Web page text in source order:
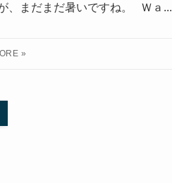
、まだまだ暑いですね。 Ｗａ...